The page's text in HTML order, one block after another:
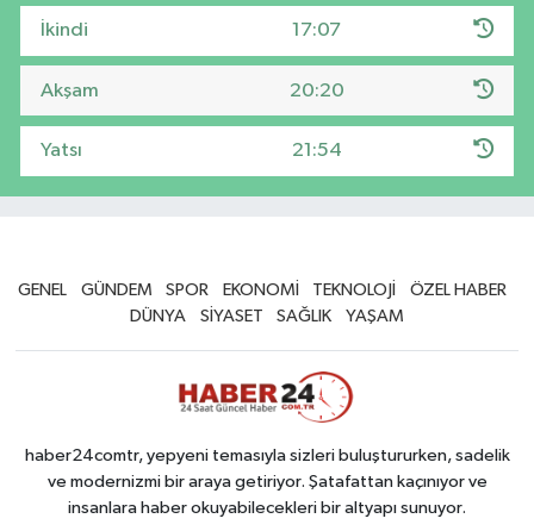
İkindi 17:07
Akşam 20:20
Yatsı 21:54
GENEL GÜNDEM SPOR EKONOMİ TEKNOLOJİ
ÖZEL HABER
DÜNYA
SİYASET SAĞLIK YAŞAM
haber24comtr, yepyeni temasıyla sizleri buluştururken, sadelik
ve modernizmi bir araya getiriyor. Şatafattan kaçınıyor ve
insanlara haber okuyabilecekleri bir altyapı sunuyor.